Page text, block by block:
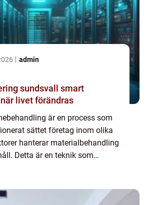
admin
sundsvall smart
livet förändras
är en process som
sättet företag inom olika
hanterar materialbehandling
Detta är en teknik som